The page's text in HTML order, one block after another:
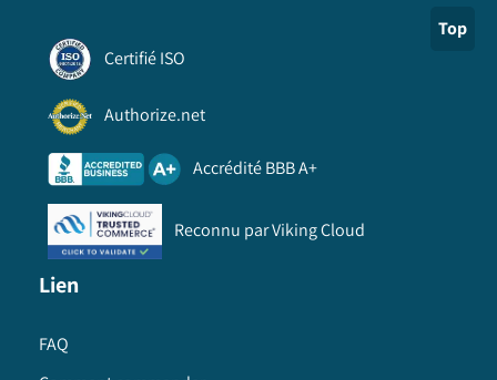
Top
Certifié ISO
Authorize.net
Accrédité BBB A+
Reconnu par Viking Cloud
Lien
FAQ